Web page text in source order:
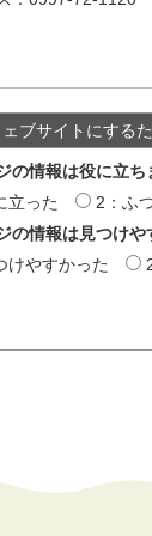
ブサイトにする
の情報は役に立ち
立った
2：ふ
の情報は見つけや
けやすかった